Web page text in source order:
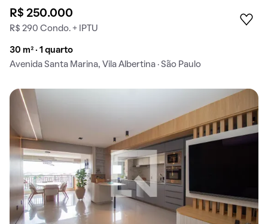
R$ 250.000
R$ 290 Condo. + IPTU
30 m² · 1 quarto
Avenida Santa Marina, Vila Albertina · São Paulo